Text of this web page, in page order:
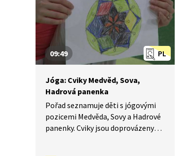
PL
09:49
Jóga: Cviky Medvěd, Sova,
Hadrová panenka
Pořad seznamuje děti s jógovými
pozicemi Medvěda, Sovy a Hadrové
panenky. Cviky jsou doprovázeny